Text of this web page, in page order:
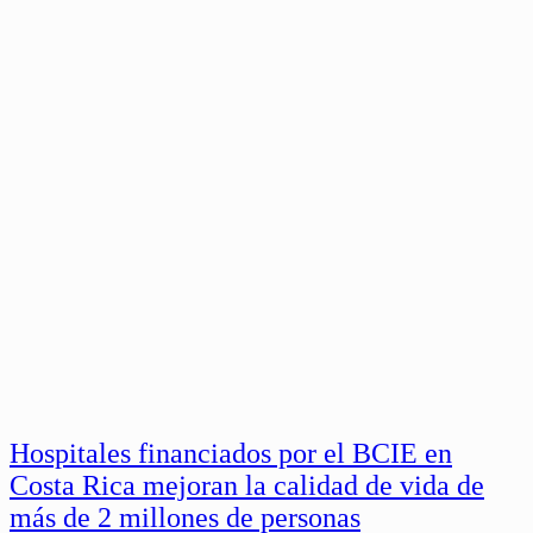
Hospitales financiados por el BCIE en
Costa Rica mejoran la calidad de vida de
más de 2 millones de personas